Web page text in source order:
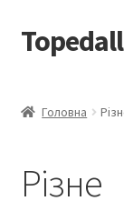
Перейти
до
Перейти
до
Контакти
Головна
Різне